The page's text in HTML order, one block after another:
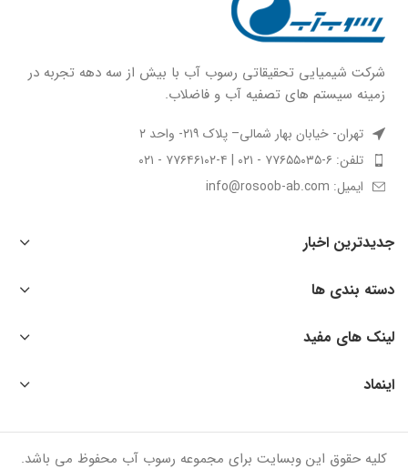
شركت شيميايى تحقیقاتی رسوب آب با بيش از سه دهه تجربه در
زمينه سيستم هاى تصفيه آب و فاضلاب.
تهران- خیابان بهار شمالی– پلاک ۲۱۹- واحد ۲
تلفن: ۶-۷۷۶۵۵۰۳۵ - ۰۲۱ | ۴-۷۷۶۴۶۱۰۲ - ۰۲۱
ایمیل: info@rosoob-ab.com
جدیدترین اخبار
دسته بندی ها
لینک های مفید
اینماد
کلیه حقوق این وبسایت برای مجموعه رسوب آب محفوظ می باشد.